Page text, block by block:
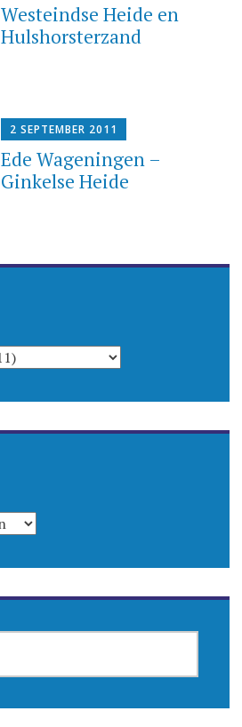
Westeindse Heide en
Hulshorsterzand
2 SEPTEMBER 2011
Ede Wageningen –
Ginkelse Heide